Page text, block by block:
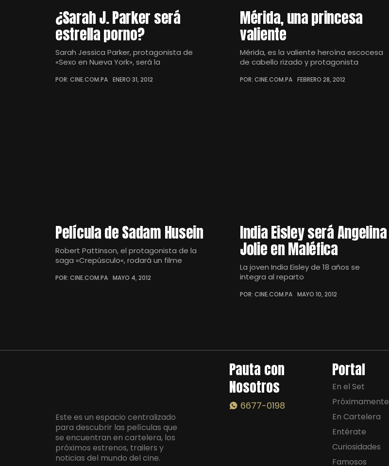
¿Sarah J. Parker será
estrella porno?
Sarah Jessica Parker, protagonista de
«Sexo en Nueva York», será la
POR: CINE.COM.PA ENERO 31, 2012
Mérida, una princesa
valiente
Mérida, es la valiente heroína escocesa
de cabello rizado y protagonista
POR: CINE.COM.PA FEBRERO 28, 2012
Película de Sadam Husein
Robert Pattinson, el protagonista de la
saga «Crepúsculo«, rodará un filme
POR: CINE.COM.PA MAYO 4, 2012
India Eisley será Angelina
Jolie en Maléfica
La joven India Eisley de 18 años se
integra al reparto
POR: CINE.COM.PA MAYO 10, 2012
Este es un espacio centralizado
para descubrir las películas que
se encuentran en cartelera, los
próximos estrenos, trailers y
noticias del mundo del cine.
Pauta con
Nosotros
6677-0198
Portal
En el Set
Próximamente
En Cartelera
Entérate
Curiosidades
Famosos